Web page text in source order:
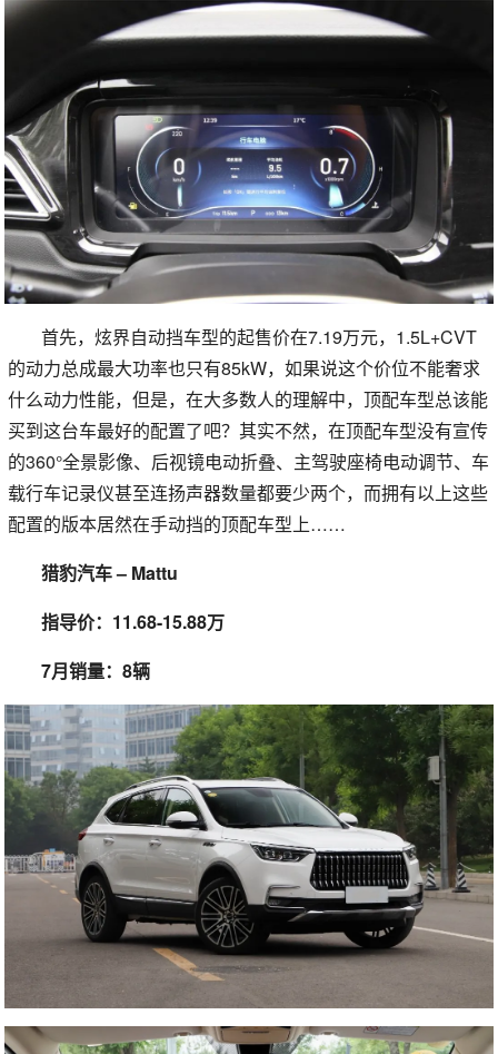
首先，炫界自动挡车型的起售价在7.19万元，1.5L+CVT
的动力总成最大功率也只有85kW，如果说这个价位不能奢求
什么动力性能，但是，在大多数人的理解中，顶配车型总该能
买到这台车最好的配置了吧？其实不然，在顶配车型没有宣传
的360°全景影像、后视镜电动折叠、主驾驶座椅电动调节、车
载行车记录仪甚至连扬声器数量都要少两个，而拥有以上这些
配置的版本居然在手动挡的顶配车型上……
猎豹汽车 – Mattu
指导价：11.68-15.88万
7月销量：8辆